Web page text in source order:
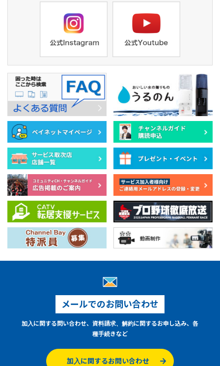
メールでのお問い合わせ
加入に関する問い合わせ、資料請求、解約に関するお申し込み、各
種手続きなど
加入に関するお問い合わせ